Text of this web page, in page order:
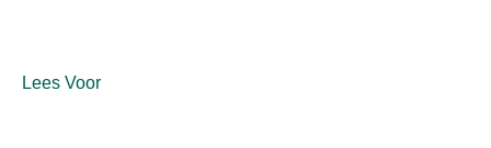
Lees Voor